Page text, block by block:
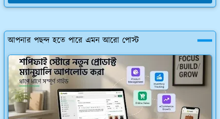
আপনার পছন্দ হতে পারে এমন আরো পোস্ট